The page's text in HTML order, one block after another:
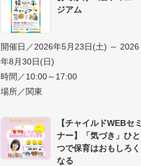
ジアム
開催日／2026年5月23日(土) ～ 2026
年8月30日(日)
時間／10:00～17:00
場所／関東
【チャイルドWEBセミ
ナー】「気づき」ひと
つで保育はおもしろく
なる